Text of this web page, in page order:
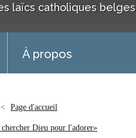
laïcs catholiques belges
À propos
Page d'accueil
chercher Dieu pour l'adorer»